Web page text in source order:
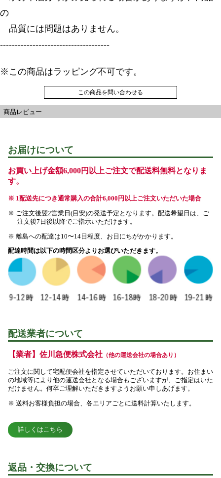
の
品質には問題はありません。
-------------------------------------
※この商品はラッピング不可です。
この商品を問い合わせる
商品レビュー